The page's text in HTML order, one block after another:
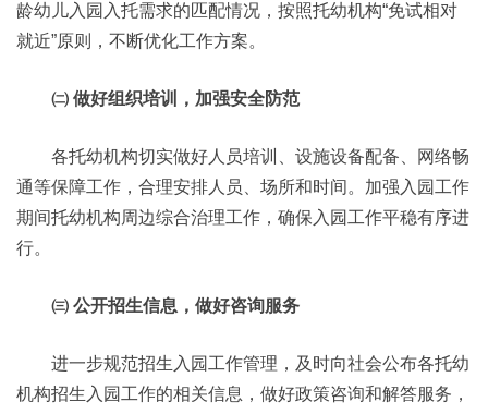
龄幼儿入园入托需求的匹配情况，按照托幼机构“免试相对
就近”原则，不断优化工作方案。
㈡ 做好组织培训，加强安全防范
各托幼机构切实做好人员培训、设施设备配备、网络畅
通等保障工作，合理安排人员、场所和时间。加强入园工作
期间托幼机构周边综合治理工作，确保入园工作平稳有序进
行。
㈢ 公开招生信息，做好咨询服务
进一步规范招生入园工作管理，及时向社会公布各托幼
机构招生入园工作的相关信息，做好政策咨询和解答服务，